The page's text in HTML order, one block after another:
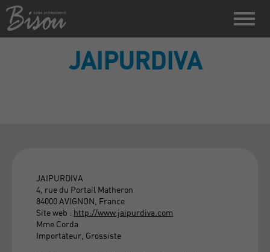
JAIPURDIVA
JAIPURDIVA
4, rue du Portail Matheron
84000 AVIGNON, France
Site web : http://www.jaipurdiva.com
Mme Corda
Importateur, Grossiste